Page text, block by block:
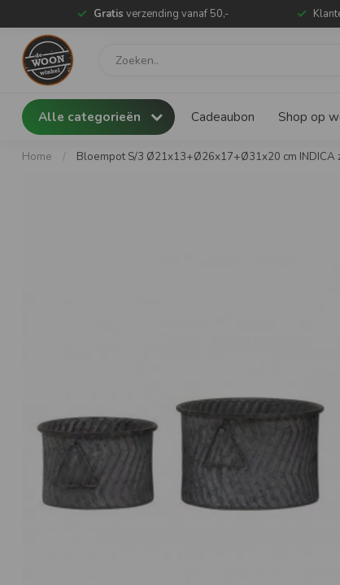
Gratis verzending vanaf 50,-
Alle categorieën Cadeaubon Shop op
Home / Bloempot S/3 Ø21x13+Ø26x17+Ø31x20 cm INDICA